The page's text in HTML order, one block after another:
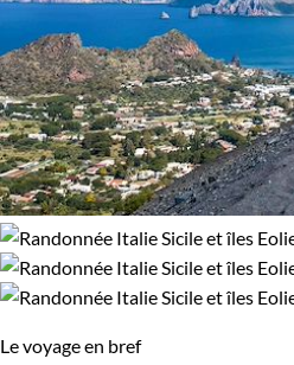
Italie Norvège
Pays-Bas Portugal
Slovénie Suède
Suisse
Rencontres Vélo
Afficher plus
Budget
De 750 à 1 250 $CAD
De 1 250 à 2 000 $CAD
Le voyage en bref